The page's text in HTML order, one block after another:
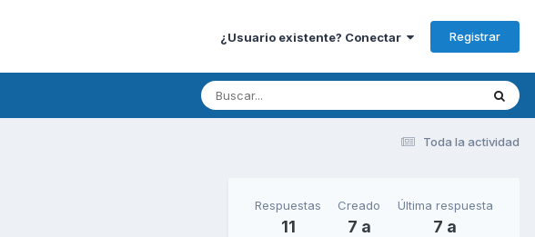
¿Usuario existente? Conectar Registrar
Toda la actividad
Respuestas
11
Creado
7 a
Última respuesta
7 a